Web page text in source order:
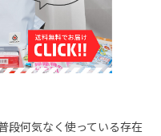
段何気なく使っている存在